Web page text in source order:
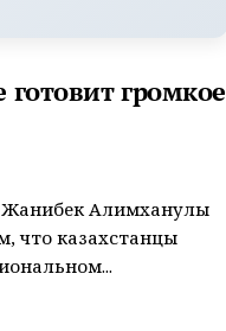
громкое
Алимханулы
что казахстанцы